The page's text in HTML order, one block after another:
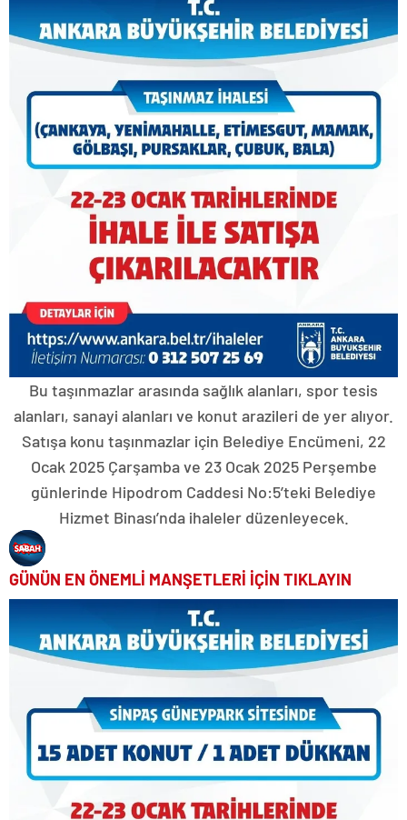
Bu taşınmazlar arasında sağlık alanları, spor tesis
alanları, sanayi alanları ve konut arazileri de yer alıyor.
Satışa konu taşınmazlar için Belediye Encümeni, 22
Ocak 2025 Çarşamba ve 23 Ocak 2025 Perşembe
günlerinde Hipodrom Caddesi No:5’teki Belediye
Hizmet Binası’nda ihaleler düzenleyecek.
GÜNÜN EN ÖNEMLİ MANŞETLERİ İÇİN TIKLAYIN